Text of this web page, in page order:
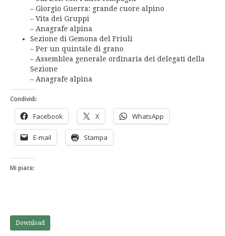
– Giorgio Guerra: grande cuore alpino
– Vita dei Gruppi
– Anagrafe alpina
Sezione di Gemona del Friuli
– Per un quintale di grano
– Assemblea generale ordinaria dei delegati della
Sezione
– Anagrafe alpina
Condividi:
Facebook X WhatsApp
E-mail Stampa
Mi piace:
Download